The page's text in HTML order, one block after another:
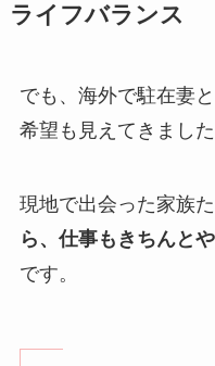
ライフバランス
でも、海外で駐在妻
希望も見えてきました
現地で出会った家族た
ら、仕事もきちんと
です。